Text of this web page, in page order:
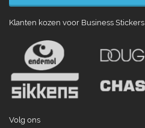
Klanten kozen voor Business Stickers
Volg ons